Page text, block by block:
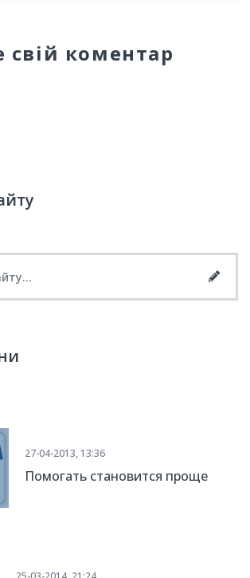
коментар
27-04-2013, 13:36
Помогать становится проще